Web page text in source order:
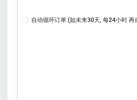
自动循环订单 (如未来30天, 每24小时 再